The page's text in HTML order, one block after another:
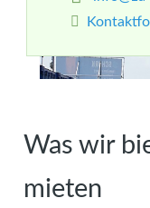
Was wir
mieten